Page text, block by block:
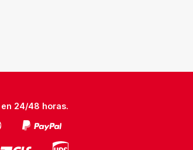
24/48 horas.